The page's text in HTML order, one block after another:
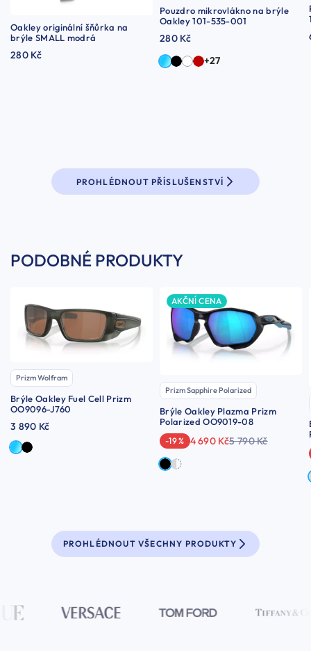
Oakley originální šňůrka na
brýle SMALL modrá
280 Kč
Pouzdro mikrovlákno na brýle
Oakley 101-535-001
280 Kč
+27
PROHLÉDNOUT PŘÍSLUŠENSTVÍ
PODOBNÉ PRODUKTY
Prizm Wolfram
Brýle Oakley Fuel Cell Prizm
OO9096-J760
3 890 Kč
AKČNÍ CENA
Prizm Sapphire Polarized
Brýle Oakley Plazma Prizm
Polarized OO9019-08
-19 % 4 690 Kč5 790 Kč
PROHLÉDNOUT VŠECHNY PRODUKTY